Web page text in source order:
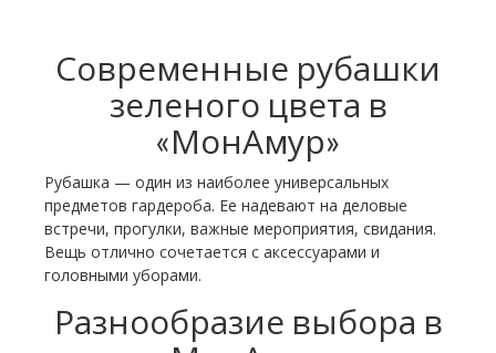
Современные рубашки
зеленого цвета в
«МонАмур»
Рубашка — один из наиболее универсальных
предметов гардероба. Ее надевают на деловые
встречи, прогулки, важные мероприятия, свидания.
Вещь отлично сочетается с аксессуарами и
головными уборами.
Разнообразие выбора в